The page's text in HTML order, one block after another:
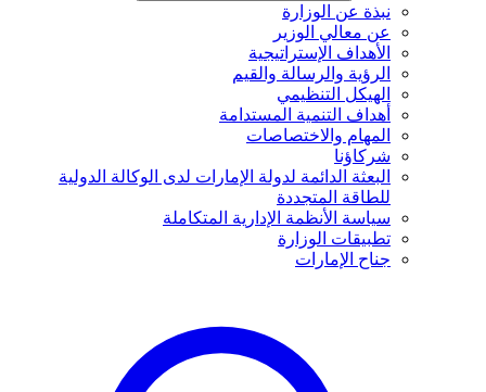
نبذة عن الوزارة
عن معالي الوزير
الأهداف الإستراتيجية
الرؤية والرسالة والقيم
الهيكل التنظيمي
أهداف التنمية المستدامة
المهام والاختصاصات
شركاؤنا
البعثة الدائمة لدولة الإمارات لدى الوكالة الدولية
للطاقة المتجددة
سياسة الأنظمة الإدارية المتكاملة
تطبيقات الوزارة
جناح الإمارات